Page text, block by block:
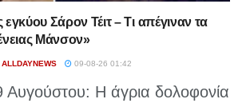
Σάρον Τέιτ – Τι απέγιναν τα
Μάνσον»
09-08-26 01:42
Η άγρια δολοφονία